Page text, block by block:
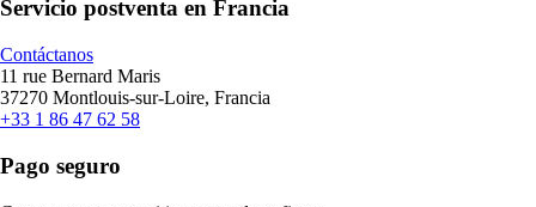
Servicio postventa en Francia
Contáctanos
11 rue Bernard Maris
37270 Montlouis-sur-Loire, Francia
+33 1 86 47 62 58
Pago seguro